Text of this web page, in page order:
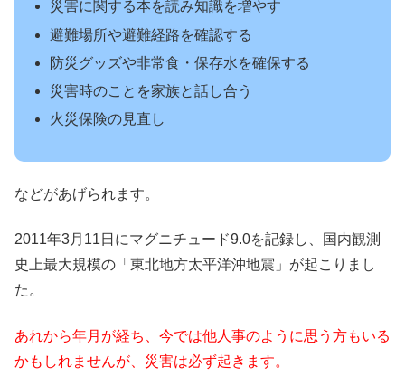
災害に関する本を読み知識を増やす
避難場所や避難経路を確認する
防災グッズや非常食・保存水を確保する
災害時のことを家族と話し合う
火災保険の見直し
などがあげられます。
2011年3月11日にマグニチュード9.0を記録し、国内観測
史上最大規模の「東北地方太平洋沖地震」が起こりまし
た。
あれから年月が経ち、今では他人事のように思う方もいる
かもしれませんが、災害は必ず起きます。